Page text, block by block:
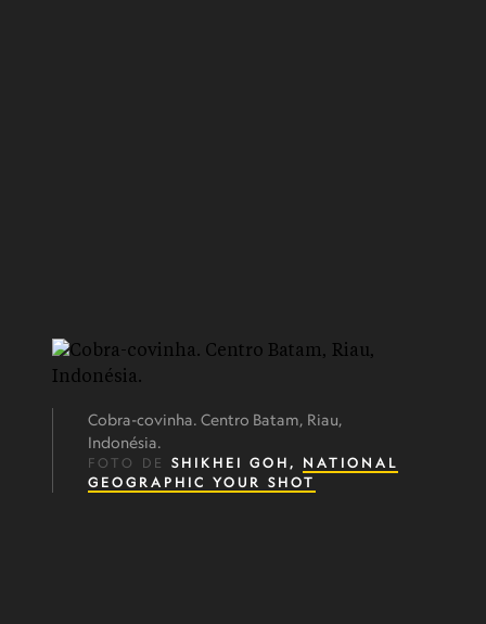
Cobra-covinha. Centro Batam, Riau,
Indonésia.
FOTO DE SHIKHEI GOH, NATIONAL
GEOGRAPHIC YOUR SHOT